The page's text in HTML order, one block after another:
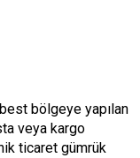
bölgeye yapılan
veya kargo
ticaret gümrük